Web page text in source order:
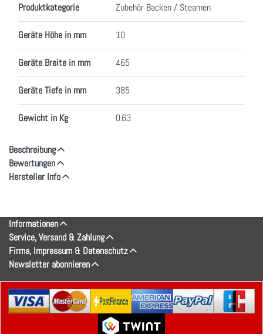
Produktkategorie Zubehör Backen / Steamen
Geräte Höhe in mm 10
Geräte Breite in mm 465
Geräte Tiefe in mm 385
Gewicht in Kg 0.63
Beschreibung
Bewertungen
Hersteller Info
Informationen
Service, Versand & Zahlung
Firma, Impressum & Datenschutz
Newsletter abonnieren